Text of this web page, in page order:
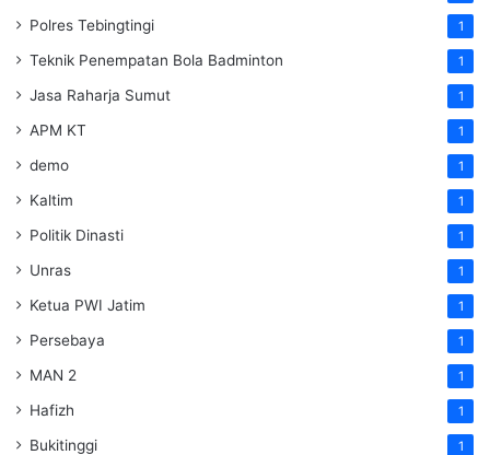
Polres Tebingtingi 1
Teknik Penempatan Bola Badminton 1
Jasa Raharja Sumut 1
APM KT 1
demo 1
Kaltim 1
Politik Dinasti 1
Unras 1
Ketua PWI Jatim 1
Persebaya 1
MAN 2 1
Hafizh 1
Bukitinggi 1